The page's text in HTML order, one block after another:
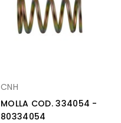
CNH
MOLLA COD. 334054 -
80334054